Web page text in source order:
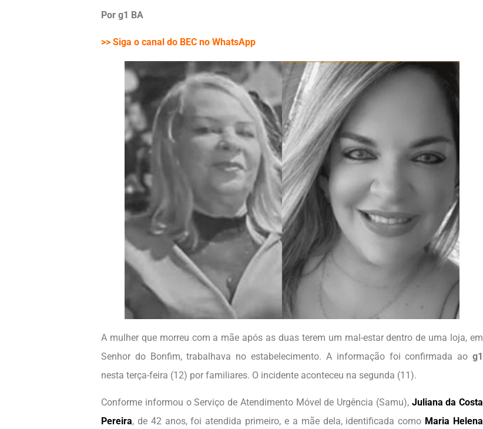
Por g1 BA
>> Siga o canal do BEC no WhatsApp
A mulher que morreu com a mãe após as duas terem um mal-estar dentro de uma loja, em
Senhor do Bonfim, trabalhava no estabelecimento. A informação foi confirmada ao g1
nesta terça-feira (12) por familiares. O incidente aconteceu na segunda (11).
Conforme informou o Serviço de Atendimento Móvel de Urgência (Samu), Juliana da Costa
Pereira, de 42 anos, foi atendida primeiro, e a mãe dela, identificada como Maria Helena